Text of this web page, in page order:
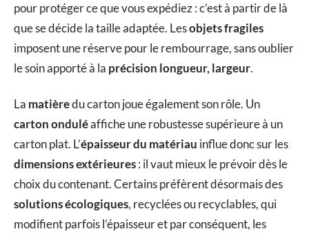
pour protéger ce que vous expédiez : c’est à partir de là
que se décide la taille adaptée. Lesobjets fragiles
imposent une réserve pour le rembourrage, sans oublier
le soin apporté à la précision longueur, largeur.
La matièredu carton joue également son rôle. Un
carton onduléaffiche une robustesse supérieure à un
carton plat. L’épaisseur du matériau influe donc sur les
dimensions extérieures: il vaut mieux le prévoir dès le
choix du contenant. Certains préfèrent désormais des
solutions écologiques, recyclées ou recyclables, qui
modifient parfois l’épaisseur et par conséquent, les